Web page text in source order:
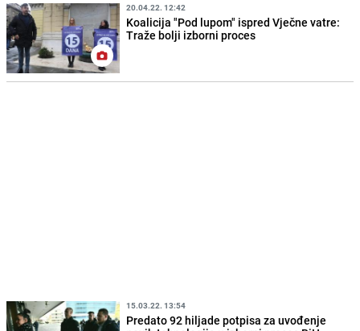
20.04.22. 12:42
Koalicija "Pod lupom" ispred Vječne vatre:
Traže bolji izborni proces
15.03.22. 13:54
Predato 92 hiljade potpisa za uvođenje